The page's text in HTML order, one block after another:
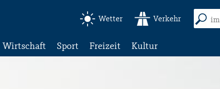
Wetter Verkehr
Wirtschaft Sport Freizeit Kultur